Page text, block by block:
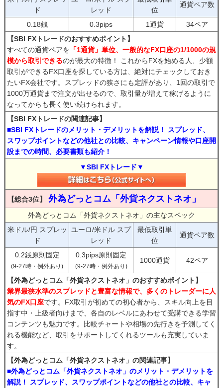
ド
レッド
位
通貨ペア数
0.18銭 0.3pips 1通貨
34ペア
【SBI FXトレードのおすすめポイント】
すべての通貨ペアを 「1通貨」単位、一般的なFX口座の1/1000の規
模から取引できるのが最大の特徴！ これからFXを始める人、少額
取引ができるFX口座を探している方は、絶対にチェックしておき
たいFX会社です。スプレッドの狭さにも定評があり、1回の取引で
1000万通貨まで注文が出せるので、取引量が増えて稼げるように
なってからも長く使い続けられます。
【SBI FXトレードの関連記事】
■SBI FXトレードのメリット・デメリットを解説！ スプレッド、
スワップポイントなどの他社との比較、キャンペーン情報や口座開
設までの時間、必要書類も紹介！
▼SBI FXトレード▼
【総合3位】 外為どっとコム「外貨ネクストネオ」
外為どっとコム「外貨ネクストネオ」の主なスペック
米ドル/円 スプレッ
ド
ユーロ/米ドル スプ
レッド
最低取引単
位
通貨ペア数
0.2銭原則固定
(9-27時・例外あり)
0.3pips原則固定
(9-27時・例外あり)
1000通貨 42ペア
【外為どっとコム「外貨ネクストネオ」のおすすめポイント】
業界最狭水準のスプレッドと豊富な情報で、多くのトレーダーに人
気のFX口座です。FX取引が初めての初心者から、スキル向上を目
指す中・上級者向けまで、各自のレベルにあわせて受講できる学習
コンテンツも魅力です。比較チャートや相場の先行きを予測してく
れる機能など、取引をサポートしてくれるツールも充実していま
す。
【外為どっとコム「外貨ネクストネオ」の関連記事】
■外為どっとコム「外貨ネクストネオ」のメリット・デメリットを
解説！ スプレッド、スワップポイントなどの他社との比較、キャ